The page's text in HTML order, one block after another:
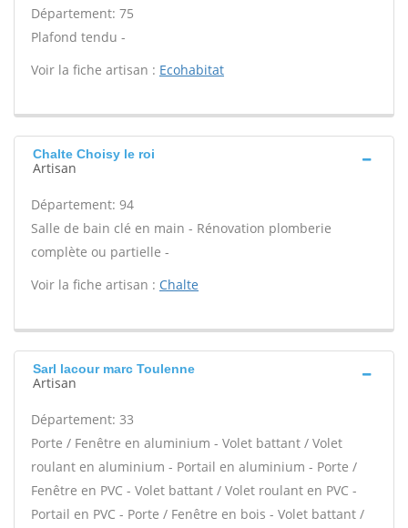
Département: 75
Plafond tendu -
Voir la fiche artisan : Ecohabitat
Chalte Choisy le roi
Artisan
Département: 94
Salle de bain clé en main - Rénovation plomberie
complète ou partielle -
Voir la fiche artisan : Chalte
Sarl lacour marc Toulenne
Artisan
Département: 33
Porte / Fenêtre en aluminium - Volet battant / Volet
roulant en aluminium - Portail en aluminium - Porte /
Fenêtre en PVC - Volet battant / Volet roulant en PVC -
Portail en PVC - Porte / Fenêtre en bois - Volet battant /